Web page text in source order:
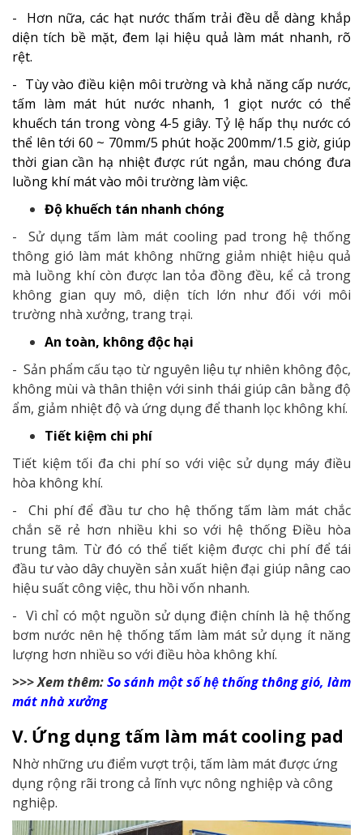
- Hơn nữa, các hạt nước thấm trải đều dễ dàng khắp
diện tích bề mặt, đem lại hiệu quả làm mát nhanh, rõ
rệt.
- Tùy vào điều kiện môi trường và khả năng cấp nước,
tấm làm mát hút nước nhanh, 1 giọt nước có thể
khuếch tán trong vòng 4-5 giây. Tỷ lệ hấp thụ nước có
thể lên tới 60 ~ 70mm/5 phút hoặc 200mm/1.5 giờ, giúp
thời gian cần hạ nhiệt được rút ngắn, mau chóng đưa
luồng khí mát vào môi trường làm việc.
Độ khuếch tán nhanh chóng
- Sử dụng tấm làm mát cooling pad trong hệ thống
thông gió làm mát không những giảm nhiệt hiệu quả
mà luồng khí còn được lan tỏa đồng đều, kể cả trong
không gian quy mô, diện tích lớn như đối với môi
trường nhà xưởng, trang trại.
An toàn, không độc hại
- Sản phẩm cấu tạo từ nguyên liệu tự nhiên không độc,
không mùi và thân thiện với sinh thái giúp cân bằng độ
ẩm, giảm nhiệt độ và ứng dụng để thanh lọc không khí.
Tiết kiệm chi phí
Tiết kiệm tối đa chi phí so với việc sử dụng máy điều
hòa không khí.
- Chi phí để đầu tư cho hệ thống tấm làm mát chắc
chắn sẽ rẻ hơn nhiều khi so với hệ thống Điều hòa
trung tâm. Từ đó có thể tiết kiệm được chi phí để tái
đầu tư vào dây chuyền sản xuất hiện đại giúp nâng cao
hiệu suất công việc, thu hồi vốn nhanh.
- Vì chỉ có một nguồn sử dụng điện chính là hệ thống
bơm nước nên hệ thống tấm làm mát sử dụng ít năng
lượng hơn nhiều so với điều hòa không khí.
>>> Xem thêm:So sánh một số hệ thống thông gió, làm
mát nhà xưởng
V. Ứng dụng tấm làm mát cooling pad
Nhờ những ưu điểm vượt trội, tấm làm mát được ứng
dụng rộng rãi trong cả lĩnh vực nông nghiệp và công
nghiệp.